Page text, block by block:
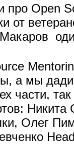
Open
от
а мы
части,
Олег